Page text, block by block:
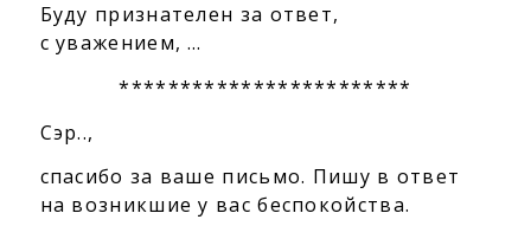
Буду признателен за ответ,
с уважением, …
************************
Сэр..,
спасибо за ваше письмо. Пишу в ответ
на возникшие у вас беспокойства.